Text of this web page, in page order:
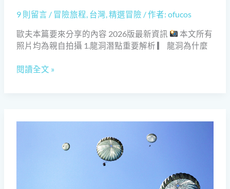
9 則留言 / 冒險旅程, 台灣,精選冒險 / 作者: ofucos
歐夫本篇要來分享的內容 2026版最新資訊
本文所有
照片均為親自拍攝 1.龍洞潛點重要解析 ▎ 龍洞為什麼
的
地
閱讀全文 »